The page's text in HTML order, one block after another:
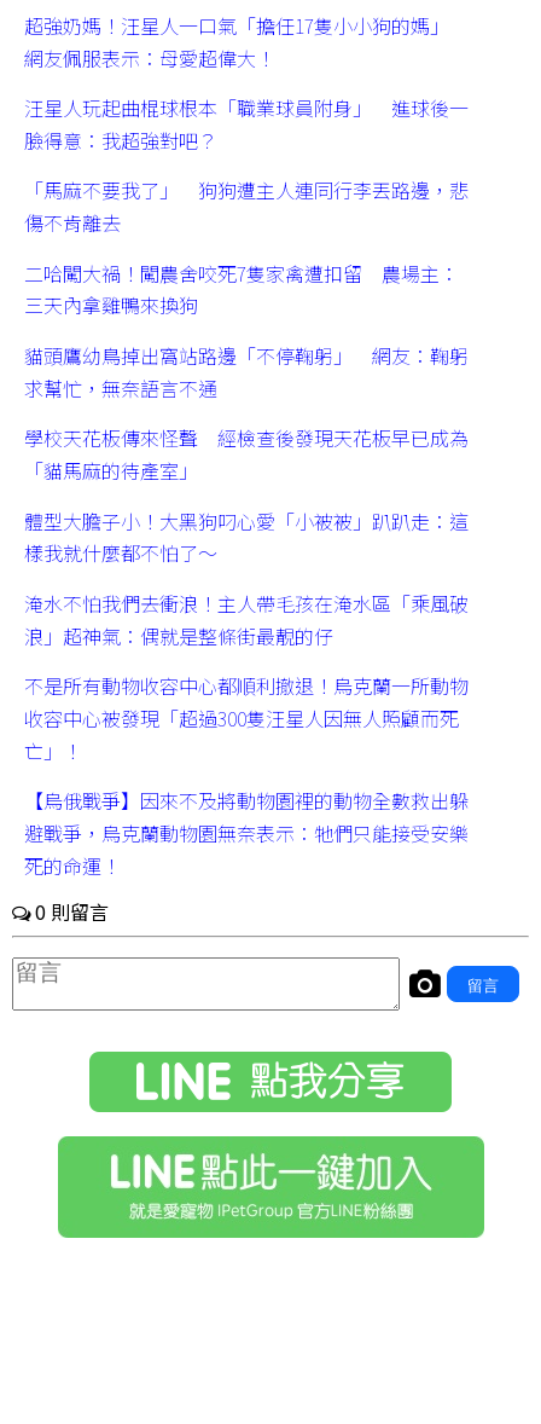
超強奶媽！汪星人一口氣「擔任17隻小小狗的媽」
網友佩服表示：母愛超偉大！
汪星人玩起曲棍球根本「職業球員附身」 進球後一
臉得意：我超強對吧？
「馬麻不要我了」 狗狗遭主人連同行李丟路邊，悲
傷不肯離去
二哈闖大禍！闖農舍咬死7隻家禽遭扣留 農場主：
三天內拿雞鴨來換狗
貓頭鷹幼鳥掉出窩站路邊「不停鞠躬」 網友：鞠躬
求幫忙，無奈語言不通
學校天花板傳來怪聲 經檢查後發現天花板早已成為
「貓馬麻的待產室」
體型大膽子小！大黑狗叼心愛「小被被」趴趴走：這
樣我就什麼都不怕了～
淹水不怕我們去衝浪！主人帶毛孩在淹水區「乘風破
浪」超神氣：偶就是整條街最靚的仔
不是所有動物收容中心都順利撤退！烏克蘭一所動物
收容中心被發現「超過300隻汪星人因無人照顧而死
亡」！
【烏俄戰爭】因來不及將動物園裡的動物全數救出躲
避戰爭，烏克蘭動物園無奈表示：牠們只能接受安樂
死的命運！